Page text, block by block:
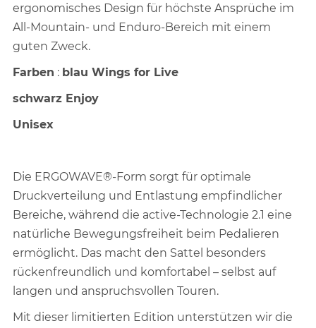
ergonomisches Design für höchste Ansprüche im
All-Mountain- und Enduro-Bereich mit einem
guten Zweck.
Farben : blau Wings for Live
schwarz Enjoy
Unisex
Die ERGOWAVE®-Form sorgt für optimale
Druckverteilung und Entlastung empfindlicher
Bereiche, während die active-Technologie 2.1 eine
natürliche Bewegungsfreiheit beim Pedalieren
ermöglicht. Das macht den Sattel besonders
rückenfreundlich und komfortabel – selbst auf
langen und anspruchsvollen Touren.
Mit dieser limitierten Edition unterstützen wir die